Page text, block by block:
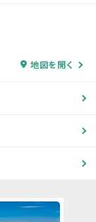
地図を開く